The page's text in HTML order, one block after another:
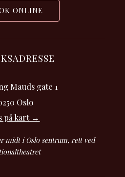
ONLINE
Mauds gate 1
Oslo
på kart →
midt i Oslo sentrum, rett ved